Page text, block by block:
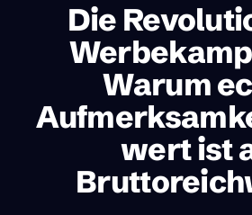
Die
Warum
wert ist